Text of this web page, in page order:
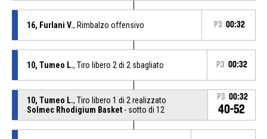
16, Furlani V., Rimbalzo offensivo P3 00:32
10, Tumeo L., Tiro libero 2 di 2 sbagliato P3 00:32
10, Tumeo L., Tiro libero 1 di 2 realizzato
Solmec Rhodigium Basket- sotto di 12
P3 00:32
40-52